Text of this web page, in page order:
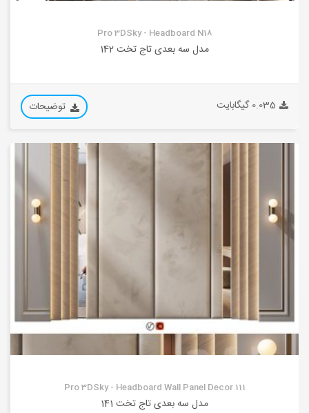
Pro 3DSky - Headboard N18
مدل سه بعدی تاج تخت 142
0.035 گیگابایت توضیحات
Pro 3DSky - Headboard Wall Panel Decor 111
مدل سه بعدی تاج تخت 141